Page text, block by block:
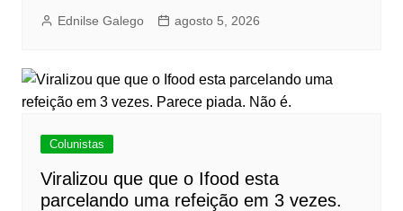
Ednilse Galego agosto 5, 2026
Colunistas
Viralizou que que o Ifood esta
parcelando uma refeição em 3 vezes.